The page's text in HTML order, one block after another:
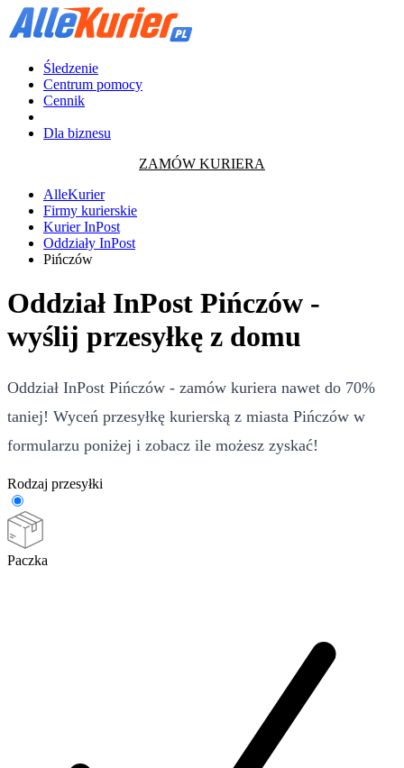
Śledzenie
Centrum pomocy
Cennik
Dla biznesu
ZAMÓW KURIERA
AlleKurier
Firmy kurierskie
Kurier InPost
Oddziały InPost
Pińczów
Oddział InPost Pińczów -
wyślij przesyłkę z domu
Oddział InPost Pińczów - zamów kuriera nawet do 70%
taniej! Wyceń przesyłkę kurierską z miasta Pińczów w
formularzu poniżej i zobacz ile możesz zyskać!
Rodzaj przesyłki
Paczka